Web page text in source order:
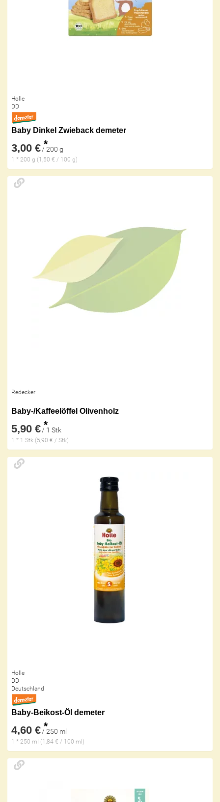
Holle
DD
Baby Dinkel Zwieback demeter
3,00 € *
/ 200 g
1 * 200 g (1,50 € / 100 g)
Redecker
Baby-/Kaffeelöffel Olivenholz
5,90 € *
/ 1 Stk
1 * 1 Stk (5,90 € / Stk)
Holle
DD
Deutschland
Baby-Beikost-Öl demeter
4,60 € *
/ 250 ml
1 * 250 ml (1,84 € / 100 ml)